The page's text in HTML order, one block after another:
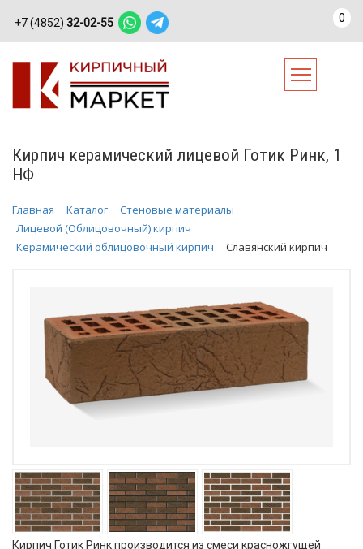
+7 (4852) 32-02-55 0
Кирпич керамический лицевой Готик Ринк, 1
НФ
Главная Каталог
Стеновые материалы
Лицевой (Облицовочный) кирпич
Керамический облицовочный кирпич
Славянский кирпич
Кирпич Готик Ринк производится из смеси красножгущей